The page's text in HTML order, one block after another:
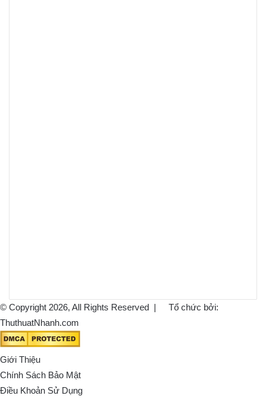
© Copyright 2026, All Rights Reserved |
Tổ chức bởi:
ThuthuatNhanh.com
Giới Thiệu
Chính Sách Bảo Mật
Điều Khoản Sử Dụng